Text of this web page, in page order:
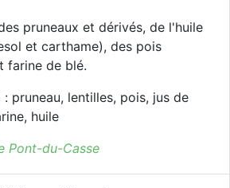
pruneaux et dérivés, de l'huile
et carthame), des pois
farine de blé.
: pruneau, lentilles, pois, jus de
huile
Pont-du-Casse